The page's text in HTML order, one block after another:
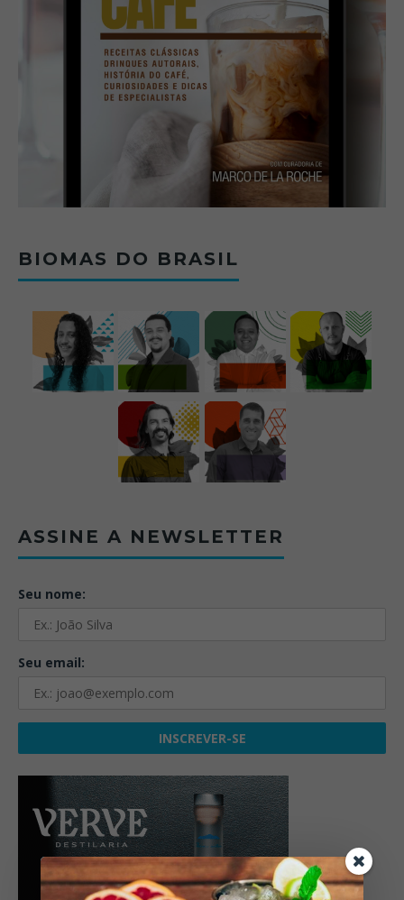
BIOMAS DO BRASIL
ASSINE A NEWSLETTER
Seu nome:
Seu email: